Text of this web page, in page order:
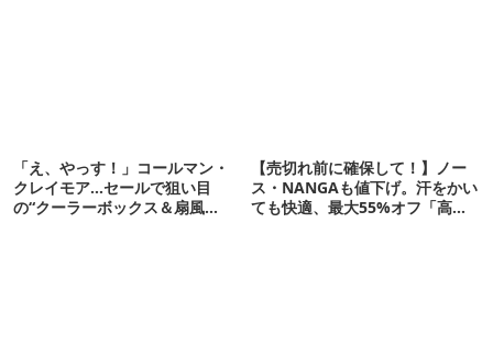
「え、やっす！」コールマン・
クレイモア…セールで狙い目
の“クーラーボックス＆扇風
【売切れ前に確保して！】ノー
ス・NANGAも値下げ。汗をかい
ても快適、最大55%オフ「高機